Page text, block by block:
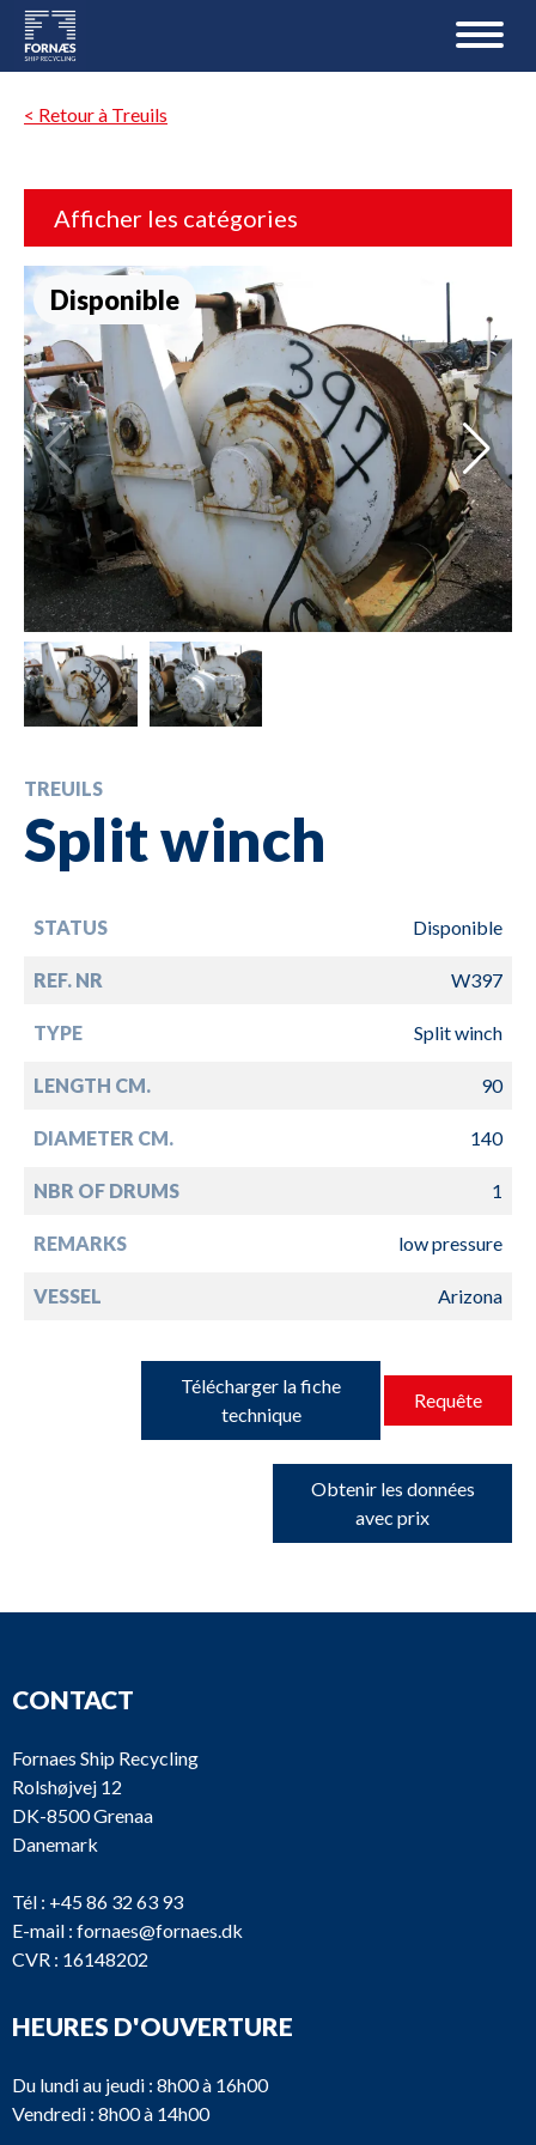
< Retour à Treuils
Afficher les catégories
Disponible
TREUILS
Split winch
STATUS Disponible
REF. NR W397
TYPE Split winch
LENGTH CM. 90
DIAMETER CM. 140
NBR OF DRUMS 1
REMARKS low pressure
VESSEL Arizona
Télécharger la fiche
technique
Requête
Obtenir les données
avec prix
CONTACT
Fornaes Ship Recycling
Rolshøjvej 12
DK-8500 Grenaa
Danemark
Tél : +45 86 32 63 93
E-mail : fornaes@fornaes.dk
CVR : 16148202
HEURES D'OUVERTURE
Du lundi au jeudi : 8h00 à 16h00
Vendredi : 8h00 à 14h00